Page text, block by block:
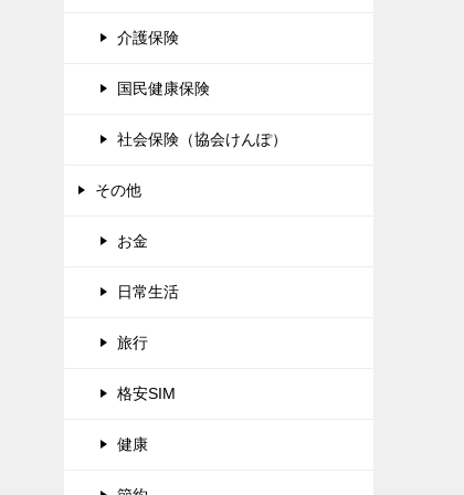
介護保険
国民健康保険
社会保険（協会けんぽ）
その他
お金
日常生活
旅行
格安SIM
健康